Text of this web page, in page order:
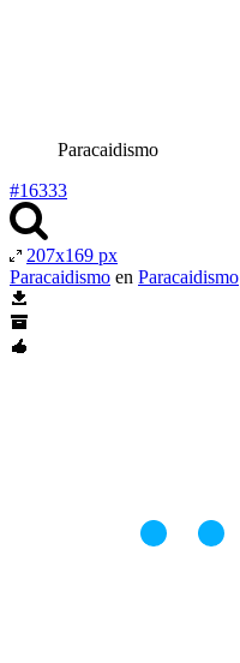
Paracaidismo
#16333
207x169 px
Paracaidismo en Paracaidismo